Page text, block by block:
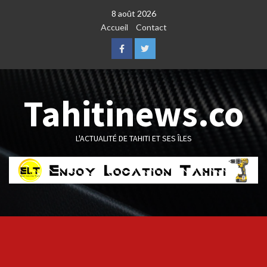
8 août 2026
Accueil
Contact
FacebookTwitter
Tahitinews.co
L'ACTUALITÉ DE TAHITI ET SES ÎLES